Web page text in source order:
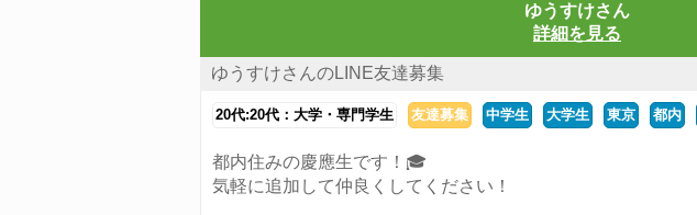
ゆうすけさん
詳細を見る
ゆうすけさんのLINE友達募集
20代:20代：大学・専門学生 友達募集 中学生 大学生 東京 都内
都内住みの慶應生です！🎓
気軽に追加して仲良くしてください！